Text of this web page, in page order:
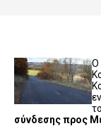
Ο
σύνδεσης προς